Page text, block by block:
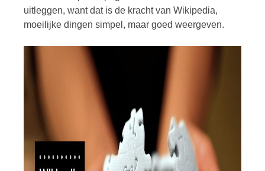
uitleggen, want dat is de kracht van Wikipedia,
moeilijke dingen simpel, maar goed weergeven.